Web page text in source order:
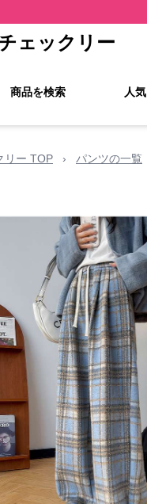
ェックリー
商品を検索 人
ー TOP › パンツの一覧